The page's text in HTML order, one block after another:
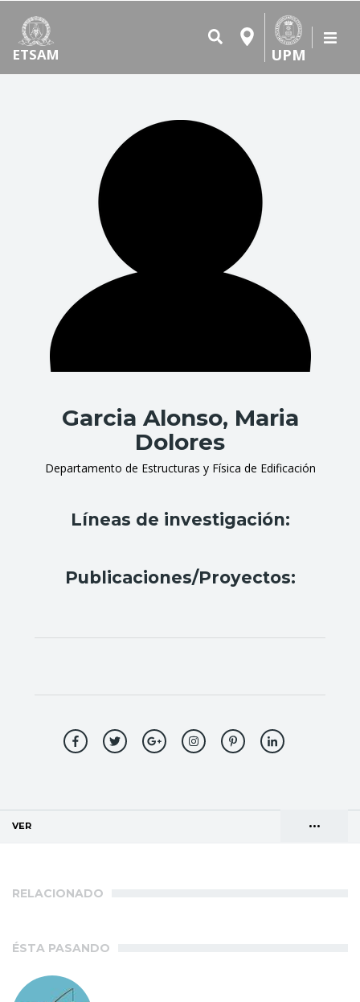
ETSAM UPM
Garcia Alonso, Maria
Dolores
Departamento de Estructuras y Física de Edificación
Líneas de investigación:
Publicaciones/Proyectos:
•••
VER
RELACIONADO
ÉSTA PASANDO